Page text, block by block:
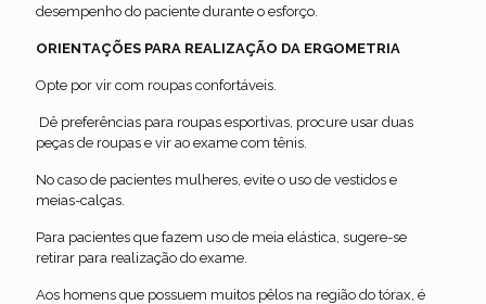
desempenho do paciente durante o esforço.
ORIENTAÇÕES PARA REALIZAÇÃO DA ERGOMETRIA
Opte por vir com roupas confortáveis.
Dê preferências para roupas esportivas, procure usar duas
peças de roupas e vir ao exame com tênis.
No caso de pacientes mulheres, evite o uso de vestidos e
meias-calças.
Para pacientes que fazem uso de meia elástica, sugere-se
retirar para realização do exame.
Aos homens que possuem muitos pêlos na região do tórax, é